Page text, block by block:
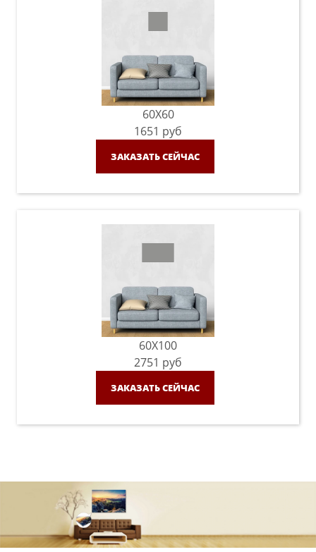
60X60
1651 руб
ЗАКАЗАТЬ СЕЙЧАС
60X100
2751 руб
ЗАКАЗАТЬ СЕЙЧАС